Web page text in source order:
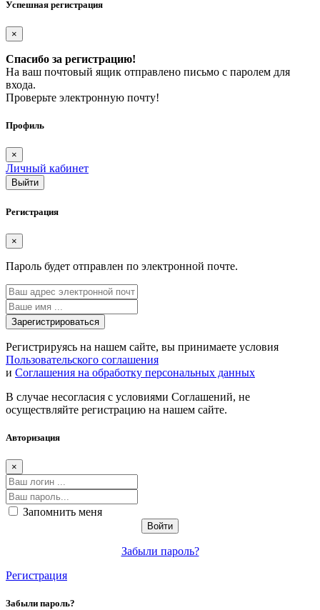
Успешная регистрация
×
Спасибо за регистрацию!
На ваш почтовый ящик отправлено письмо с паролем для
входа.
Проверьте электронную почту!
Профиль
×
Личный кабинет
Регистрация
×
Пароль будет отправлен по электронной почте.
Регистрируясь на нашем сайте, вы принимаете условия
Пользовательского соглашения
и Соглашения на обработку персональных данных
В случае несогласия с условиями Соглашений, не
осуществляйте регистрацию на нашем сайте.
Авторизация
×
Запомнить меня
Забыли пароль?
Регистрация
Забыли пароль?